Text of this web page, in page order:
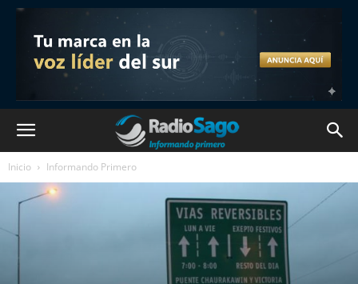
Inicio Informando Primero